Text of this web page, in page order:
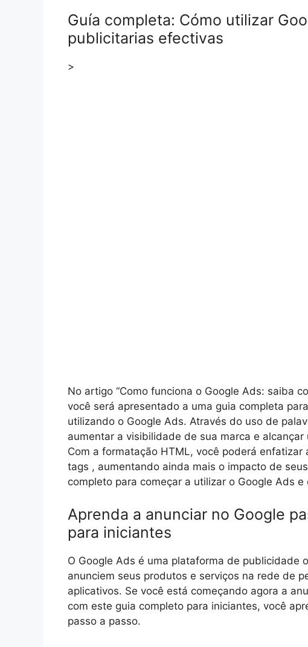
Guía completa: Cómo utilizar
publicitarias efectivas
>
No artigo “Como funciona o Google Ads: saiba
você será apresentado a uma guia completa
utilizando o Google Ads. Através do uso de
aumentar a visibilidade de sua marca e
Com a formatação HTML, você poderá
tags , aumentando ainda mais o impacto de
completo para começar a utilizar o Google Ads
Aprenda a anunciar no Google
para iniciantes
O Google Ads é uma plataforma de publicidade
anunciem seus produtos e serviços na rede de
aplicativos. Se você está começando agora a
com este guia completo para iniciantes, você
passo a passo.